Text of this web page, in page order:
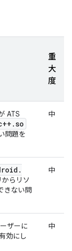
重
大
度
ATS
.so
問題を
中
.
からリソ
きない問
中
ザーに
効にし
中